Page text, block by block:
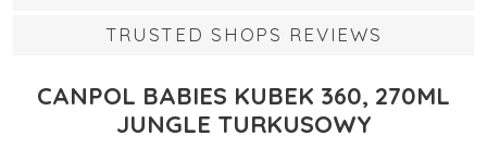
TRUSTED SHOPS REVIEWS
CANPOL BABIES KUBEK 360, 270ML
JUNGLE TURKUSOWY